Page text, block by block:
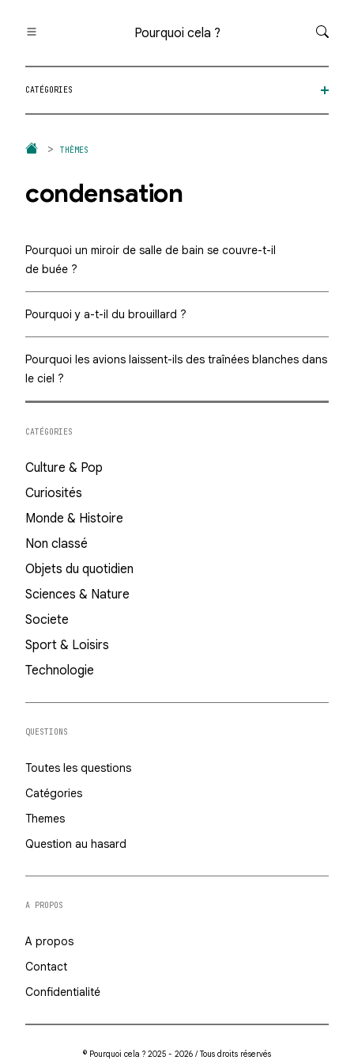
Pourquoi cela ?
Toutes les questions
Catégories
Question au hasard
CATÉGORIES
THÈMES
condensation
Pourquoi un miroir de salle de bain se couvre-t-il
de buée ?
Pourquoi y a-t-il du brouillard ?
Pourquoi les avions laissent-ils des traînées blanches dans
le ciel ?
CATÉGORIES
Culture & Pop
Curiosités
Monde & Histoire
Non classé
Objets du quotidien
Sciences & Nature
Societe
Sport & Loisirs
Technologie
QUESTIONS
Toutes les questions
Catégories
Themes
Question au hasard
A PROPOS
A propos
Contact
Confidentialité
© Pourquoi cela ? 2025 - 2026 / Tous droits réservés